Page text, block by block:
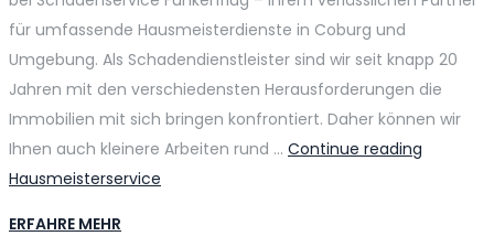
für umfassende Hausmeisterdienste in Coburg und
Umgebung. Als Schadendienstleister sind wir seit knapp 20
Jahren mit den verschiedensten Herausforderungen die
Immobilien mit sich bringen konfrontiert. Daher können wir
Ihnen auch kleinere Arbeiten rund … Continue reading
Hausmeisterservice
ERFAHRE MEHR